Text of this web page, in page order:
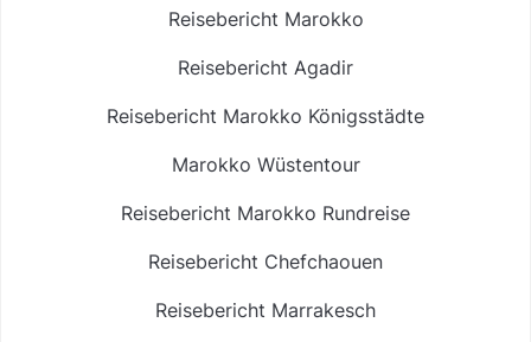
Reisebericht Marokko
Reisebericht Agadir
Reisebericht Marokko Königsstädte
Marokko Wüstentour
Reisebericht Marokko Rundreise
Reisebericht Chefchaouen
Reisebericht Marrakesch